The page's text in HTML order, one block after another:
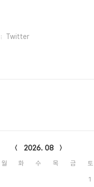
Twitter
2026. 08
월 화 수 목 금 토
1